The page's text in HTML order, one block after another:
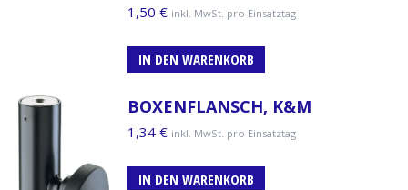
1,50 € inkl. MwSt. pro Einsatztag
IN DEN WARENKORB
BOXENFLANSCH, K&M
1,34 € inkl. MwSt. pro Einsatztag
IN DEN WARENKORB